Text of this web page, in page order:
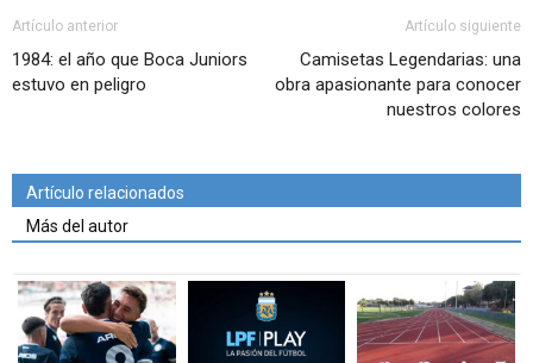
Artículo anterior
1984: el año que Boca Juniors
estuvo en peligro
Artículo siguiente
Camisetas Legendarias: una
obra apasionante para conocer
nuestros colores
Artículo relacionados
Más del autor